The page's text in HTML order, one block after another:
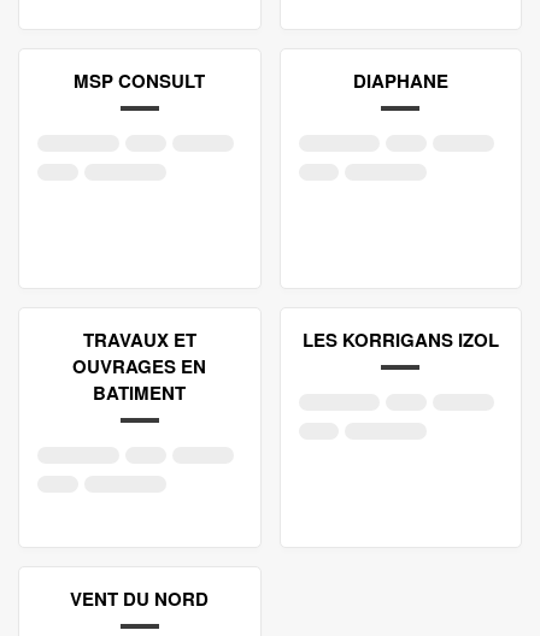
MSP CONSULT DIAPHANE
TRAVAUX ET
OUVRAGES EN
BATIMENT
LES KORRIGANS IZOL
VENT DU NORD